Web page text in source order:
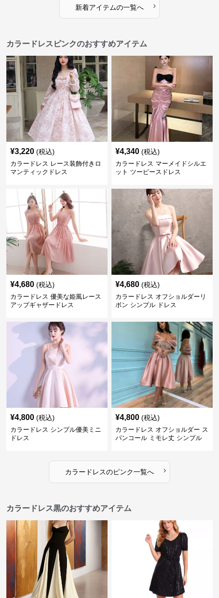
新着アイテムの一覧へ ›
カラードレスピンクのおすすめアイテム
¥3,220 (税込)
カラードレス レース装飾付きロ
マンティックドレス
¥4,340 (税込)
カラードレス マーメイドシルエ
ット ツーピースドレス
¥4,680 (税込)
カラードレス 優美な姫風レース
アップギャザードレス
¥4,680 (税込)
カラードレス オフショルダーリ
ボン シンプル ドレス
¥4,800 (税込)
カラードレス シンプル優美ミニ
ドレス
¥4,800 (税込)
カラードレス オフショルダー ス
パンコール ミモレ丈 シンプル
カラードレスのピンク一覧へ ›
カラードレス黒のおすすめアイテム